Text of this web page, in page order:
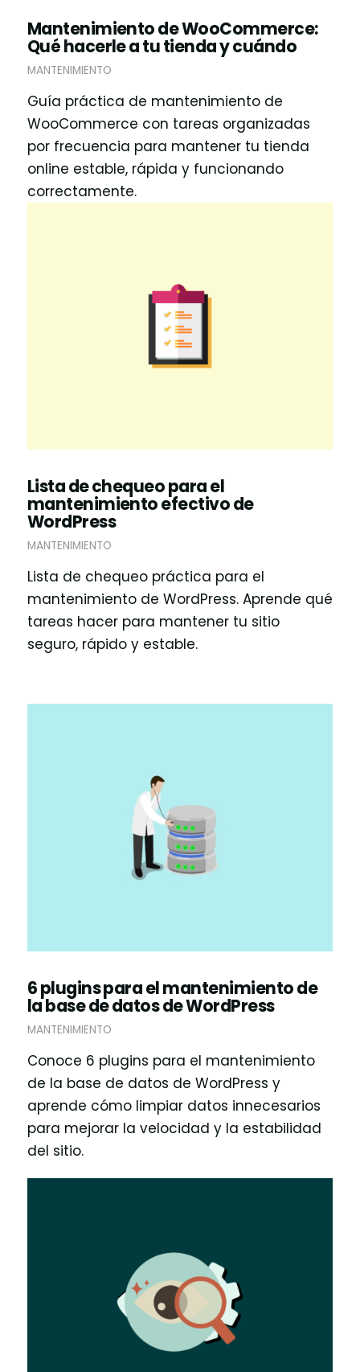
Mantenimiento de WooCommerce:
Qué hacerle a tu tienda y cuándo
MANTENIMIENTO
Guía práctica de mantenimiento de
WooCommerce con tareas organizadas
por frecuencia para mantener tu tienda
online estable, rápida y funcionando
correctamente.
Lista de chequeo para el
mantenimiento efectivo de
WordPress
MANTENIMIENTO
Lista de chequeo práctica para el
mantenimiento de WordPress. Aprende qué
tareas hacer para mantener tu sitio
seguro, rápido y estable.
6 plugins para el mantenimiento de
la base de datos de WordPress
MANTENIMIENTO
Conoce 6 plugins para el mantenimiento
de la base de datos de WordPress y
aprende cómo limpiar datos innecesarios
para mejorar la velocidad y la estabilidad
del sitio.